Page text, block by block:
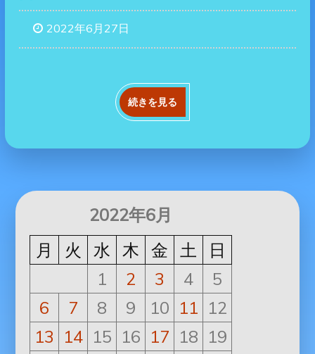
2022年6月27日
続きを見る
2022年6月
月
火 水 木 金 土
日
1
2 3 4
5
6
7 8 9 10 11 12
13 14 15 16 17 18 19